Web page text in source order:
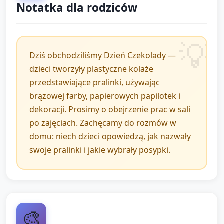
późniejszym czasie (jeśli potrzeba) i wspólne
Pożegnanie i zaproszenie rodziców do obejrzenia
galerii prac po zajęciach.
Notatka dla rodziców
Dziś obchodziliśmy Dzień Czekolady —
dzieci tworzyły plastyczne kolaże
przedstawiające pralinki, używając
brązowej farby, papierowych papilotek i
dekoracji. Prosimy o obejrzenie prac w sali
po zajęciach. Zachęcamy do rozmów w
domu: niech dzieci opowiedzą, jak nazwały
swoje pralinki i jakie wybrały posypki.
🎨